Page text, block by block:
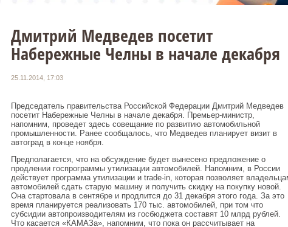
Дмитрий Медведев посетит
Набережные Челны в начале декабря
25.11.2014, 17:03
Председатель правительства Российской Федерации Дмитрий Медведев
посетит Набережные Челны в начале декабря. Премьер-министр,
напомним, проведет здесь совещание по развитию автомобильной
промышленности. Ранее сообщалось, что Медведев планирует визит в
автоград в конце ноября.
Предполагается, что на обсуждение будет вынесено предложение о
продлении госпрограммы утилизации автомобилей. Напомним, в России
действует программа утилизации и trade-in, которая позволяет
автомобилей сдать старую машину и получить скидку на покупку новой.
Она стартовала в сентябре и продлится до 31 декабря этого года. За это
время планируется реализовать 170 тыс. автомобилей, при том что
субсидии автопроизводителям из госбюджета составят 10 млрд рублей.
Что касается «КАМАЗа», напомним, что пока он рассчитывает на